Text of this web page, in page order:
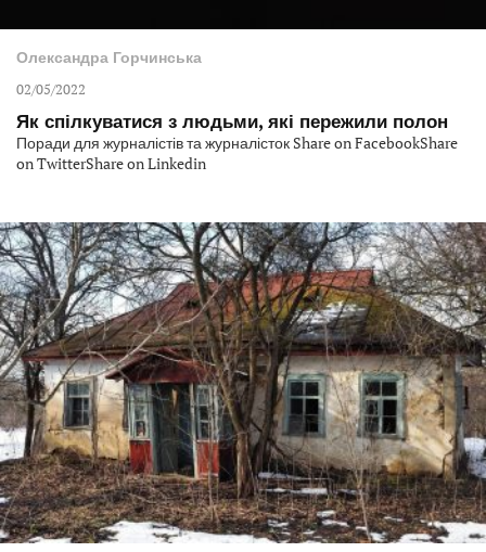
Олександра Горчинська
02/05/2022
Як спілкуватися з людьми, які пережили полон
Поради для журналістів та журналісток Share on FacebookShare
on TwitterShare on Linkedin